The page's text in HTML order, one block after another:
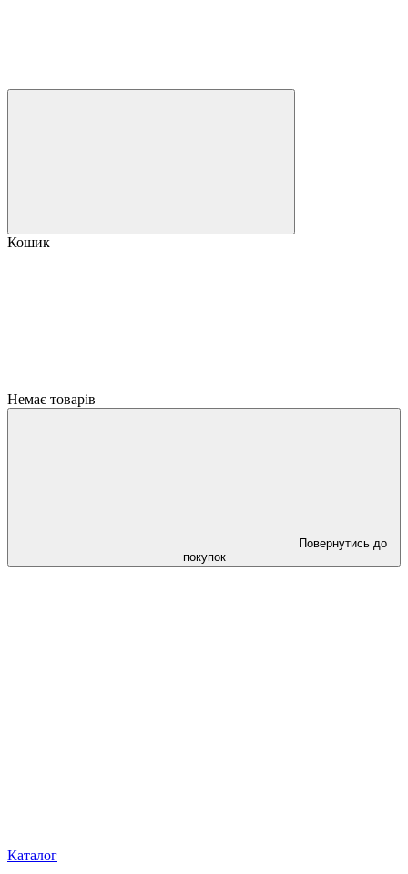
Кошик
Немає товарів
Повернутись до
покупок
Каталог